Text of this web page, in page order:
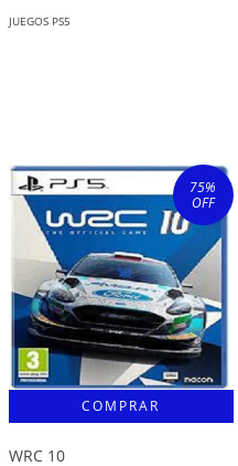
JUEGOS PS5
75%
OFF
WRC 10